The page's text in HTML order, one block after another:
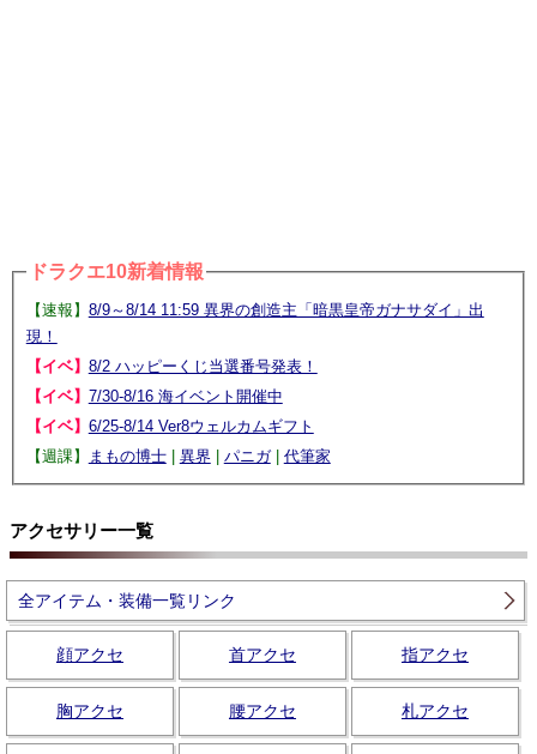
ドラクエ10新着情報
【速報】 8/9～8/14 11:59 異界の創造主「暗黒皇帝ガナサダイ」出
現！
【イベ】 8/2 ハッピーくじ当選番号発表！
【イベ】 7/30-8/16 海イベント開催中
【イベ】 6/25-8/14 Ver8ウェルカムギフト
【週課】
まもの博士| 異界 | パニガ| 代筆家
アクセサリー一覧
全アイテム・装備一覧リンク
顔アクセ 首アクセ 指アクセ
胸アクセ 腰アクセ 札アクセ